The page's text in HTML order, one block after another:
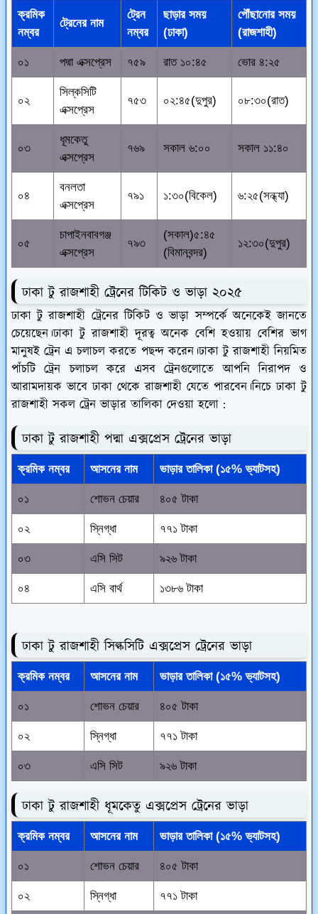
ক্রমিক
নম্বর
ট্রেনের নাম
ট্রেন
নম্বর
ছাড়ার সময়
(ঢাকা)
পৌঁছানোর সময়
(রাজশাহী)
০১ পদ্মা এক্সপ্রেস ৭৫৯ রাত ১০:৪৫ ভোর ৪:২৫
০২
সিল্কসিটি
এক্সপ্রেস
৭৫৩ ০২:৪৫(দুপুর) ০৮:৩০(রাত)
০৩
ধূমকেতু
এক্সপ্রেস
৭৬৯ সকাল ৬:০০ সকাল ১১:৪০
০৪
বনলতা
এক্সপ্রেস
৭৯১ ১:৩০(বিকেল) ৬:২৫(সন্ধ্যা)
০৫
চাপাইনবাবগঞ্জ
এক্সপ্রেস
৭৯৩
(সকাল)৫:৪৫
(বিমানবন্দর)
১২:৩০(দুপুর)
ঢাকা টু রাজশাহী ট্রেনের টিকিট ও ভাড়া ২০২৫
ঢাকা টু রাজশাহী ট্রেনের টিকিট ও ভাড়া সম্পর্কে অনেকেই জানতে
চেয়েছেন।ঢাকা টু রাজশাহী দূরত্ব অনেক বেশি হওয়ায় বেশির ভাগ
মানুষই ট্রেন এ চলাচল করতে পছন্দ করেন।ঢাকা টু রাজশাহী নিয়মিত
পাঁচটি ট্রেন চলাচল করে এসব ট্রেনগুলোতে আপনি নিরাপদ ও
আরামদায়ক ভাবে ঢাকা থেকে রাজশাহী যেতে পারবেন।নিচে ঢাকা টু
রাজশাহী সকল ট্রেন ভাড়ার তালিকা দেওয়া হলো :
ঢাকা টু রাজশাহী পদ্মা এক্সপ্রেস ট্রেনের ভাড়া
ক্রমিক নম্বর আসনের নাম ভাড়ার তালিকা (১৫% ভ্যাটসহ)
০১ শোভন চেয়ার ৪০৫ টাকা
০২ স্নিগ্ধা ৭৭১ টাকা
০৩ এসি সিট ৯২৬ টাকা
০৪ এসি বার্থ ১৩৮৬ টাকা
ঢাকা টু রাজশাহী সিল্কসিটি এক্সপ্রেস ট্রেনের ভাড়া
ক্রমিক নম্বর আসনের নাম ভাড়ার তালিকা (১৫% ভ্যাটসহ)
০১ শোভন চেয়ার ৪০৫ টাকা
০২ স্নিগ্ধা ৭৭১ টাকা
০৩ এসি সিট ৯২৬ টাকা
ঢাকা টু রাজশাহী ধূমকেতু এক্সপ্রেস ট্রেনের ভাড়া
ক্রমিক নম্বর আসনের নাম ভাড়ার তালিকা (১৫% ভ্যাটসহ)
০১ শোভন চেয়ার ৪০৫ টাকা
০২ স্নিগ্ধা ৭৭১ টাকা